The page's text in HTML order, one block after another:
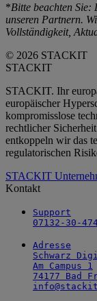
*Bitte beachten Sie:
unseren Partnern.
Vollständigkeit,
© 2026 STACKIT
STACKIT
STACKIT. Ihr
europäischer
kompromisslose
rechtlicher
entkoppeln wir das
regulatorischen
STACKIT
Kontakt
Support
07132-30-
Adresse
Schwarz
Am Campus 1
74177 Bad